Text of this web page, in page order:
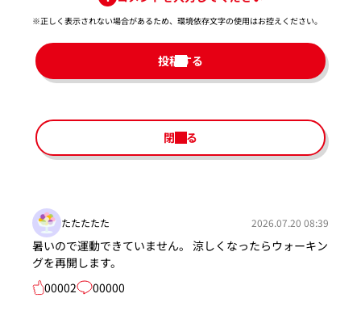
※正しく表示されない場合があるため、環境依存文字の使用はお控えください。​
投稿する
閉じる
たたたたた 2026.07.20 08:39
暑いので運動できていません。 涼しくなったらウォーキン
グを再開します。
00002
00000